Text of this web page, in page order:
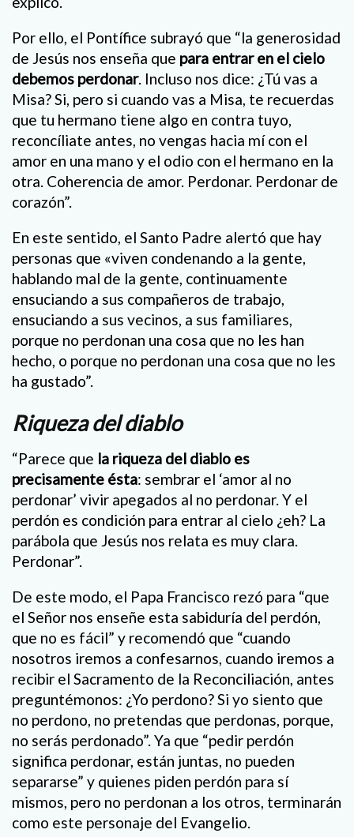
Por ello, el Pontífice subrayó que “la generosidad
de Jesús nos enseña que para entrar en el cielo
debemos perdonar. Incluso nos dice: ¿Tú vas a
Misa? Si, pero si cuando vas a Misa, te recuerdas
que tu hermano tiene algo en contra tuyo,
reconcíliate antes, no vengas hacia mí con el
amor en una mano y el odio con el hermano en la
otra. Coherencia de amor. Perdonar. Perdonar de
corazón”.
En este sentido, el Santo Padre alertó que hay
personas que «viven condenando a la gente,
hablando mal de la gente, continuamente
ensuciando a sus compañeros de trabajo,
ensuciando a sus vecinos, a sus familiares,
porque no perdonan una cosa que no les han
hecho, o porque no perdonan una cosa que no les
ha gustado”.
Riqueza del diablo
“Parece que la riqueza del diablo es
precisamente ésta: sembrar el ‘amor al no
perdonar’ vivir apegados al no perdonar. Y el
perdón es condición para entrar al cielo ¿eh? La
parábola que Jesús nos relata es muy clara.
Perdonar”.
De este modo, el Papa Francisco rezó para “que
el Señor nos enseñe esta sabiduría del perdón,
que no es fácil” y recomendó que “cuando
nosotros iremos a confesarnos, cuando iremos a
recibir el Sacramento de la Reconciliación, antes
preguntémonos: ¿Yo perdono? Si yo siento que
no perdono, no pretendas que perdonas, porque,
no serás perdonado”. Ya que “pedir perdón
significa perdonar, están juntas, no pueden
separarse” y quienes piden perdón para sí
mismos, pero no perdonan a los otros, terminarán
como este personaje del Evangelio.